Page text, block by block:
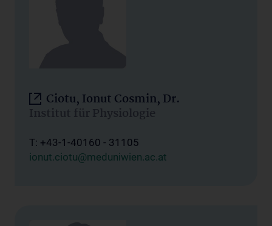
Ciotu, Ionut Cosmin, Dr.
Institut für Physiologie
T: +43-1-40160 - 31105
ionut.ciotu@meduniwien.ac.at